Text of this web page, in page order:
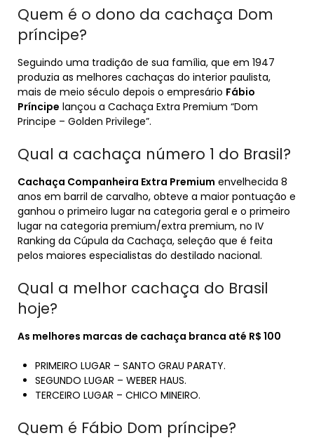
Quem é o dono da cachaça Dom
príncipe?
Seguindo uma tradição de sua família, que em 1947
produzia as melhores cachaças do interior paulista,
mais de meio século depois o empresário Fábio
Príncipe lançou a Cachaça Extra Premium “Dom
Principe – Golden Privilege”.
Qual a cachaça número 1 do Brasil?
Cachaça Companheira Extra Premium envelhecida 8
anos em barril de carvalho, obteve a maior pontuação e
ganhou o primeiro lugar na categoria geral e o primeiro
lugar na categoria premium/extra premium, no IV
Ranking da Cúpula da Cachaça, seleção que é feita
pelos maiores especialistas do destilado nacional.
Qual a melhor cachaça do Brasil
hoje?
As melhores marcas de cachaça branca até R$ 100
PRIMEIRO LUGAR – SANTO GRAU PARATY.
SEGUNDO LUGAR – WEBER HAUS.
TERCEIRO LUGAR – CHICO MINEIRO.
Quem é Fábio Dom príncipe?